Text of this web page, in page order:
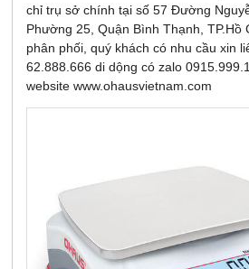
chỉ trụ sở chính tại số 57 Đường
Phường 25, Quận Bình Thạnh, TP.Hồ
phân phối, quý khách có nhu cầu xin
62.888.666 di dộng có zalo
website www.ohausvietnam.com